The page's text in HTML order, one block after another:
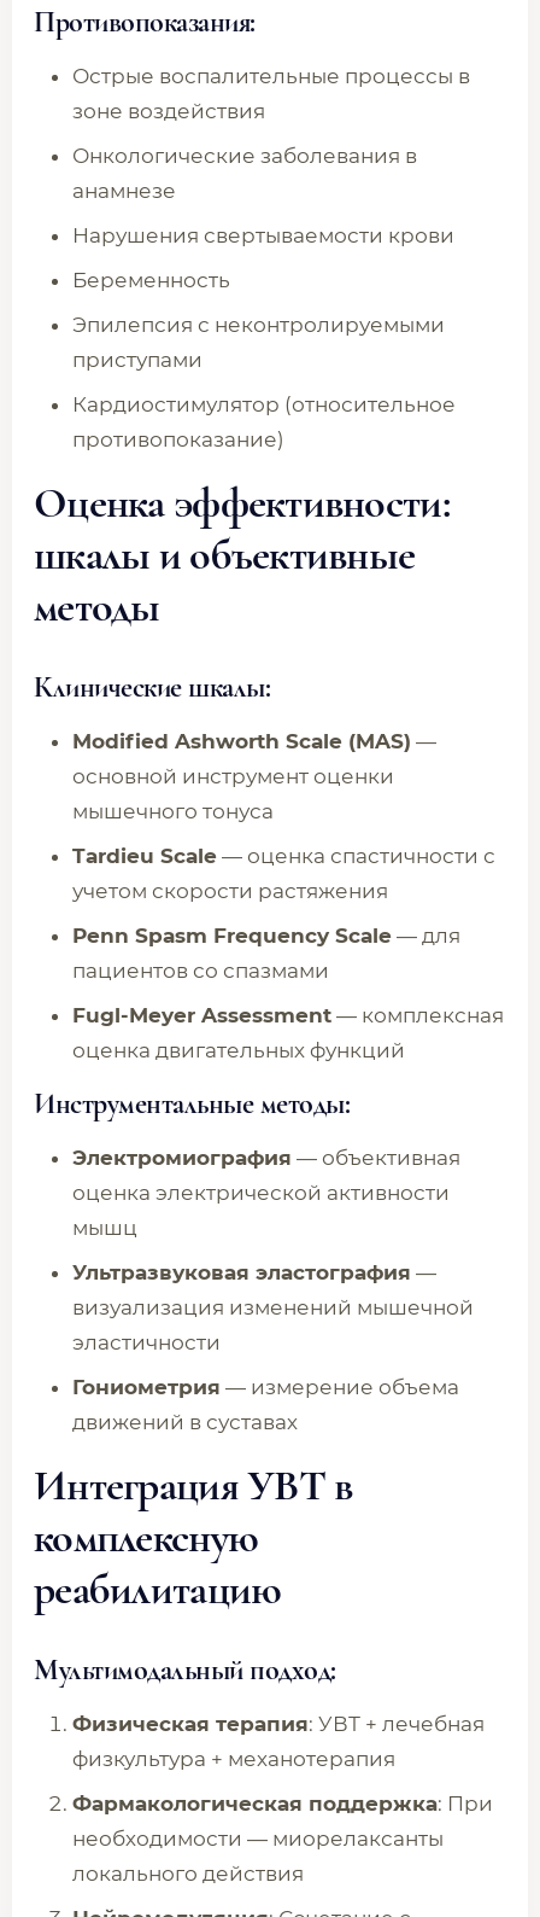
Противопоказания:
Острые воспалительные процессы в
зоне воздействия
Онкологические заболевания в
анамнезе
Нарушения свертываемости крови
Беременность
Эпилепсия с неконтролируемыми
приступами
Кардиостимулятор (относительное
противопоказание)
Оценка эффективности:
шкалы и объективные
методы
Клинические шкалы:
Modified Ashworth Scale (MAS) —
основной инструмент оценки
мышечного тонуса
Tardieu Scale — оценка спастичности с
учетом скорости растяжения
Penn Spasm Frequency Scale — для
пациентов со спазмами
Fugl-Meyer Assessment — комплексная
оценка двигательных функций
Инструментальные методы:
Электромиография — объективная
оценка электрической активности
мышц
Ультразвуковая эластография —
визуализация изменений мышечной
эластичности
Гониометрия — измерение объема
движений в суставах
Интеграция УВТ в
комплексную
реабилитацию
Мультимодальный подход:
Физическая терапия: УВТ + лечебная
физкультура + механотерапия
Фармакологическая поддержка: При
необходимости — миорелаксанты
локального действия